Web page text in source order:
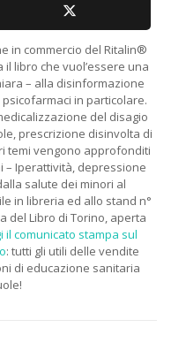
in commercio del Ritalin®
il libro che vuol’essere una
– alla disinformazione
in particolare.
del disagio
prescrizione disinvolta di
temi vengono approfonditi
– Iperattività, depressione
salute dei minori al
in libreria ed allo stand n°
del Libro di Torino, aperta
il comunicato stampa sul
: tutti gli utili delle vendite
di educazione sanitaria